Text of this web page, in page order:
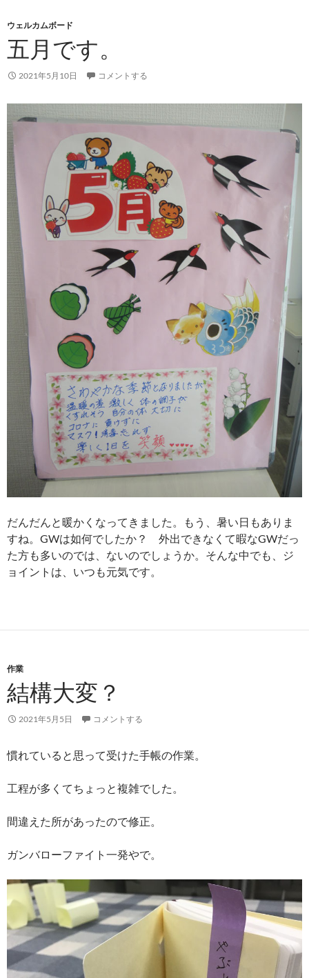
ウェルカムボード
五月です。
2021年5月10日 コメントする
だんだんと暖かくなってきました。もう、暑い日もありま
すね。GWは如何でしたか？ 外出できなくて暇なGWだっ
た方も多いのでは、ないのでしょうか。そんな中でも、ジ
ョイントは、いつも元気です。
作業
結構大変？
2021年5月5日 コメントする
慣れていると思って受けた手帳の作業。
工程が多くてちょっと複雑でした。
間違えた所があったので修正。
ガンバローファイト一発やで。